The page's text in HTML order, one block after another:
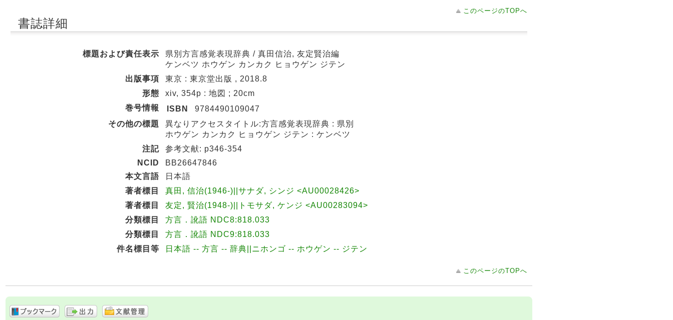
このページのTOPへ
書誌詳細
標題および責任表示
県別方言感覚表現辞典 / 真田信治, 友定賢治編
ケンベツ ホウゲン カンカク ヒョウゲン ジテン
出版事項
東京 : 東京堂出版 , 2018.8
形態
xiv, 354p : 地図 ; 20cm
巻号情報
ISBN
9784490109047
その他の標題
異なりアクセスタイトル:方言感覚表現辞典 : 県別
ホウゲン カンカク ヒョウゲン ジテン : ケンベツ
注記
参考文献: p346-354
NCID
BB26647846
本文言語
日本語
著者標目
真田, 信治(1946-)||サナダ, シンジ <AU00028426>
著者標目
友定, 賢治(1948-)||トモサダ, ケンジ <AU00283094>
分類標目
方言．訛語 NDC8:818.033
分類標目
方言．訛語 NDC9:818.033
件名標目等
日本語 -- 方言 -- 辞典||ニホンゴ -- ホウゲン -- ジテン
このページのTOPへ